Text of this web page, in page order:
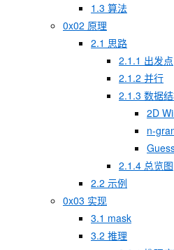
1.3 算法
0x02 原理
2.1 思路
2.1.1 出发点
2.1.2 并行
2.1.3 数据
2D
n-
2.1.4 总览图
2.2 示例
0x03 实现
3.1 mask
3.2 推理